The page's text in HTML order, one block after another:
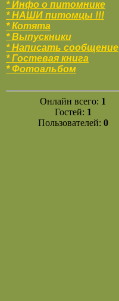
* Инфо о питомнике
* НАШИ питомцы !!!
* Котята
* Выпускники
* Написать сообщение
* Гостевая книга
* Фотоальбом
Онлайн всего: 1
Гостей: 1
Пользователей: 0